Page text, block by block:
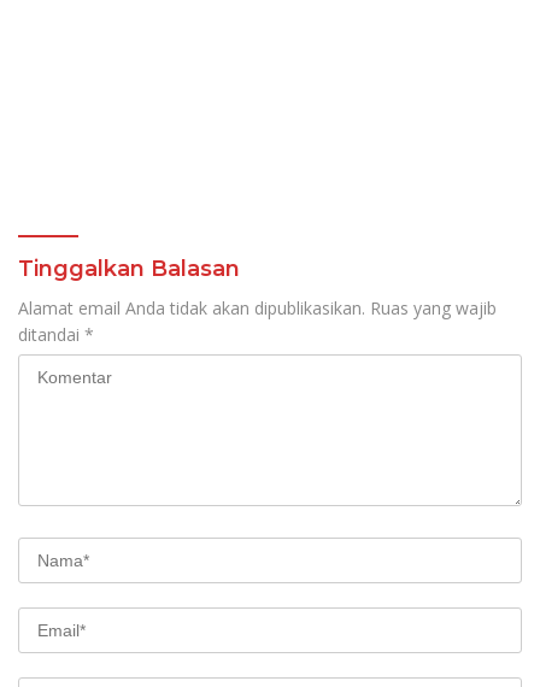
Tinggalkan Balasan
Alamat email Anda tidak akan dipublikasikan. Ruas yang wajib
ditandai *